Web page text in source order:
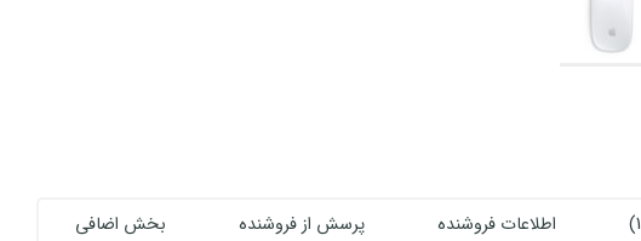
اطلاعات فروشنده پرسش از فروشنده بخش اضافی